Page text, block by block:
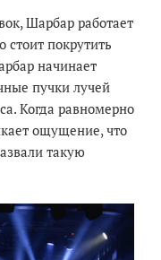
Шарбар работает
стоит покрутить
начинает
пучки лучей
Когда равномерно
ощущение, что
такую